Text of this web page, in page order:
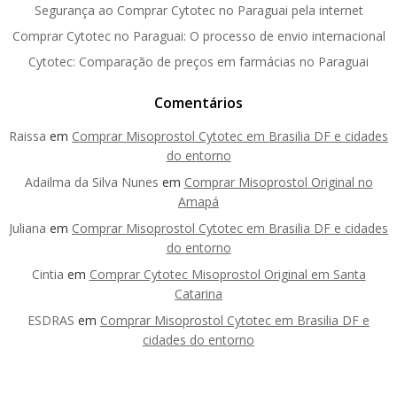
Segurança ao Comprar Cytotec no Paraguai pela internet
Comprar Cytotec no Paraguai: O processo de envio internacional
Cytotec: Comparação de preços em farmácias no Paraguai
Comentários
Raissa em Comprar Misoprostol Cytotec em Brasilia DF e cidades
do entorno
Adailma da Silva Nunes em Comprar Misoprostol Original no
Amapá
Juliana em Comprar Misoprostol Cytotec em Brasilia DF e cidades
do entorno
Cintia em Comprar Cytotec Misoprostol Original em Santa
Catarina
ESDRAS em Comprar Misoprostol Cytotec em Brasilia DF e
cidades do entorno